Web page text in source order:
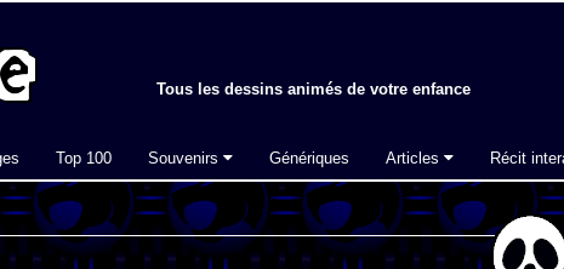
Tous les dessins animés de votre enfance
Top 100 Souvenirs Génériques Articles Récit